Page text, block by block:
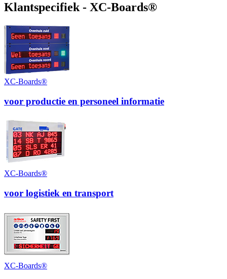
Klantspecifiek - XC-Boards®
XC-Boards®
voor productie en personeel informatie
XC-Boards®
voor logistiek en transport
XC-Boards®